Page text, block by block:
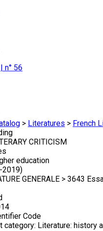
n° 56
> Literatures > French
CRITICISM
education
2019)
GENERALE > 3643
Code
category: Literature: history